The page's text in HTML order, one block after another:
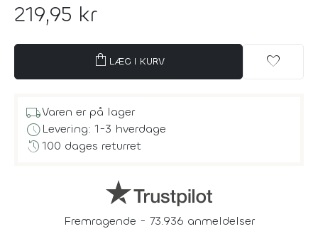
219,95 kr
shopping_bag LÆG I KURV favorite
local_shippingVaren er på lager
scheduleLevering: 1-3 hverdage
history100 dages returret
Fremragende - 73.936 anmeldelser